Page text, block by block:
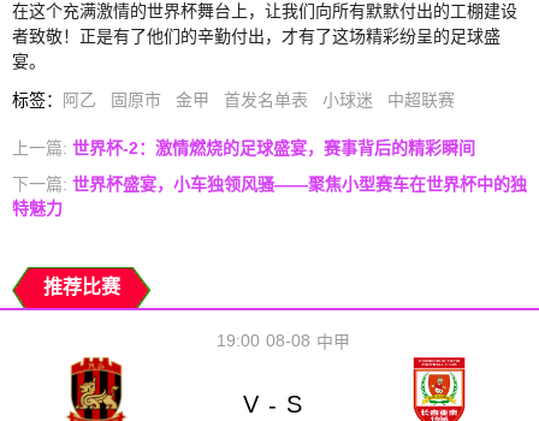
在这个充满激情的世界杯舞台上，让我们向所有默默付出的工棚建设
者致敬！正是有了他们的辛勤付出，才有了这场精彩纷呈的足球盛
宴。
标签： 阿乙 固原市 金甲 首发名单表 小球迷 中超联赛
上一篇: 世界杯-2：激情燃烧的足球盛宴，赛事背后的精彩瞬间
下一篇: 世界杯盛宴，小车独领风骚——聚焦小型赛车在世界杯中的独
特魅力
推荐比赛
08-08
19:00 中甲
V - S